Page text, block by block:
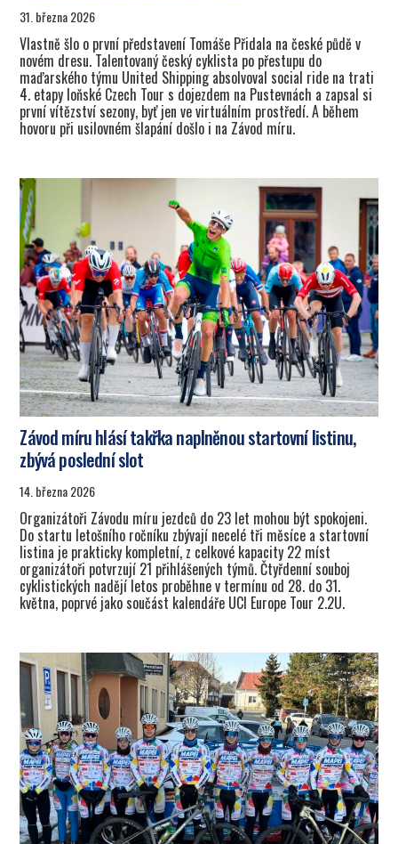
31. března 2026
Vlastně šlo o první představení Tomáše Přidala na české půdě v
novém dresu. Talentovaný český cyklista po přestupu do
maďarského týmu United Shipping absolvoval social ride na trati
4. etapy loňské Czech Tour s dojezdem na Pustevnách a zapsal si
první vítězství sezony, byť jen ve virtuálním prostředí. A během
hovoru při usilovném šlapání došlo i na Závod míru.
Závod míru hlásí takřka naplněnou startovní listinu,
zbývá poslední slot
14. března 2026
Organizátoři Závodu míru jezdců do 23 let mohou být spokojeni.
Do startu letošního ročníku zbývají necelé tři měsíce a startovní
listina je prakticky kompletní, z celkové kapacity 22 míst
organizátoři potvrzují 21 přihlášených týmů. Čtyřdenní souboj
cyklistických nadějí letos proběhne v termínu od 28. do 31.
května, poprvé jako součást kalendáře UCI Europe Tour 2.2U.